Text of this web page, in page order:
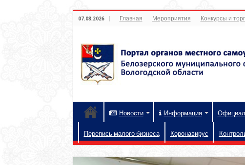
07.08.2026 Главная Мероприятия Конкурсы и
Новости Информация
Перепись малого бизнеса Коронавирус